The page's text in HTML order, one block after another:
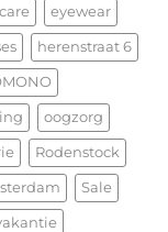
eyewear
herenstraat 6
oogzorg
Rodenstock
Sale